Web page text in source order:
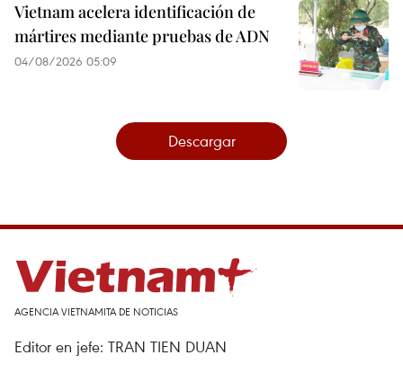
Vietnam acelera identificación de
mártires mediante pruebas de ADN
04/08/2026 05:09
Descargar
AGENCIA VIETNAMITA DE NOTICIAS
Editor en jefe: TRAN TIEN DUAN